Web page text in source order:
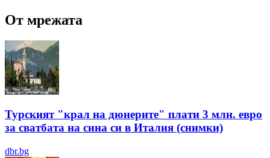
От мрежата
Турският "крал на дюнерите" плати 3 млн. евро
за сватбата на сина си в Италия (снимки)
dbr.bg